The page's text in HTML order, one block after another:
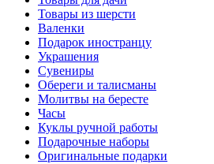
Товары из шерсти
Валенки
Подарок иностранцу
Украшения
Сувениры
Обереги и талисманы
Молитвы на бересте
Часы
Куклы ручной работы
Подарочные наборы
Оригинальные подарки